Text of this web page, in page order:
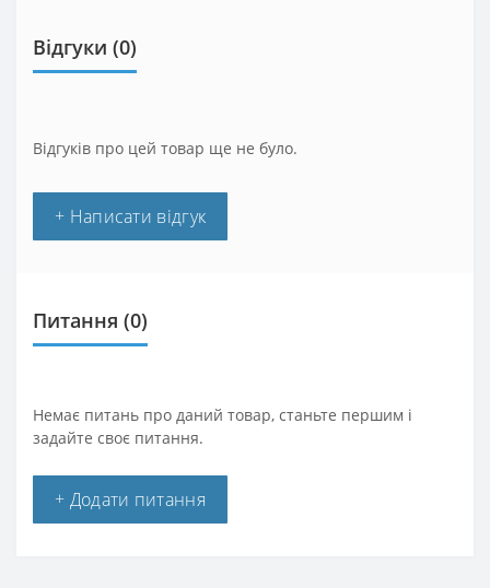
Відгуки (0)
Відгуків про цей товар ще не було.
+ Написати відгук
Питання (0)
Немає питань про даний товар, станьте першим і
задайте своє питання.
+ Додати питання